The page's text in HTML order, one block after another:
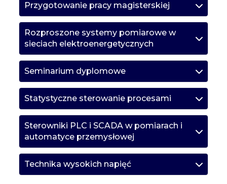
Przygotowanie pracy magisterskiej
Rozproszone systemy pomiarowe w
sieciach elektroenergetycznych
Seminarium dyplomowe
Statystyczne sterowanie procesami
Sterowniki PLC i SCADA w pomiarach i
automatyce przemysłowej
Technika wysokich napięć